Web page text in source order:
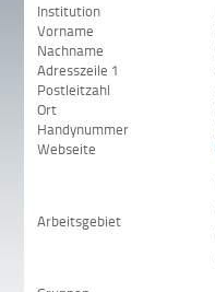
Institution
Vorname
Nachname
Adresszeile 1
Postleitzahl
Ort
Handynummer
Webseite
Arbeitsgebiet